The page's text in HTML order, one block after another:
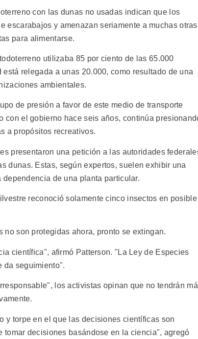
con las dunas no usadas indican que los
escarabajos y amenazan seriamente a muchas otras
para alimentarse.
utilizaba 85 por ciento de las 65.000
relegada a unas 20.000, como resultado de una
ambientales.
de presión a favor de este medio de transporte
con el gobierno hace seis años, continúa
a propósitos recreativos.
presentaron una petición a las autoridades
dunas. Estas, según expertos, suelen exhibir una
de una planta particular.
reconoció solamente cinco insectos en posible
son protegidas ahora, pronto se extingan.
científica", afirmó Patterson. "La Ley de Especies
da seguimiento".
los activistas opinan que no tendrán
y torpe en el que las decisiones científicas son
decisiones basándose en la ciencia", agregó